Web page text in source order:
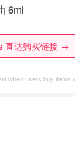
6ml
直达购买链接 →
when users buy items